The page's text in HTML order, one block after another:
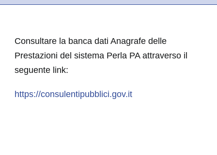
Consultare la banca dati Anagrafe delle
Prestazioni del sistema Perla PA attraverso il
seguente link:
https://consulentipubblici.gov.it